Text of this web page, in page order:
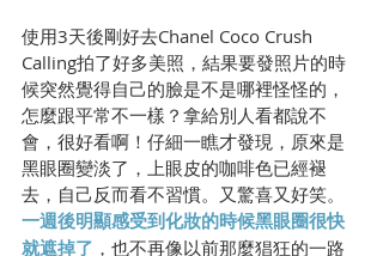
使用3天後剛好去Chanel Coco Crush
Calling拍了好多美照，結果要發照片的時
候突然覺得自己的臉是不是哪裡怪怪的，
怎麼跟平常不一樣？拿給別人看都說不
會，很好看啊！仔細一瞧才發現，原來是
黑眼圈變淡了，上眼皮的咖啡色已經褪
去，自己反而看不習慣。又驚喜又好笑。
一週後明顯感受到化妝的時候黑眼圈很快
就遮掉了 ，也不再像以前那麼猖狂的一路